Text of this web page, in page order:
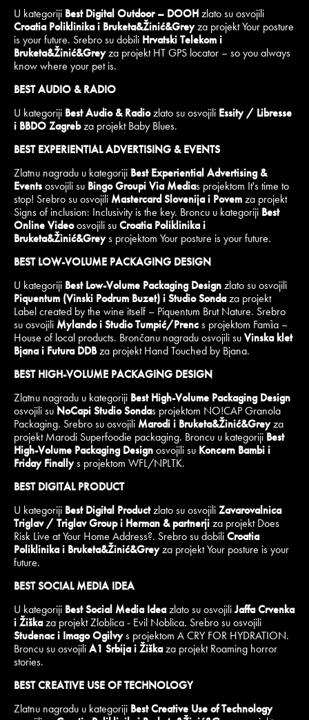
U kategoriji Best Digital Outdoor – DOOHzlato su osvojili
Croatia Poliklinika i Bruketa&Žinić&Greyza projekt Your posture
is your future. Srebro su dobili Hrvatski Telekom i
Bruketa&Žinić&Greyza projekt HT GPS locator – so you always
know where your pet is.
BEST AUDIO & RADIO
U kategoriji Best Audio & Radiozlato su osvojili Essity / Libresse
i BBDO Zagrebza projekt Baby Blues.
BEST EXPERIENTIAL ADVERTISING & EVENTS
Zlatnu nagradu u kategoriji Best Experiential Advertising &
Eventsosvojili su Bingo Groupi Via Medias projektom It's time to
stop! Srebro su osvojili Mastercard Slovenija i Povemza projekt
Signs of inclusion: Inclusivity is the key. Broncu u kategoriji Best
Online Videoosvojili suCroatia Poliklinika i
Bruketa&Žinić&Greys projektom Your posture is your future.
BEST LOW-VOLUME PACKAGING DESIGN
U kategoriji Best Low-Volume Packaging Designzlato su osvojili
Piquentum (Vinski Podrum Buzet) i Studio Sondaza projekt
Label created by the wine itself – Piquentum Brut Nature. Srebro
su osvojili Mylando i Studio Tumpić/Prencs projektom Famìa –
House of local products. Brončanu nagradu osvojili suVinska klet
Bjana i Futura DDBza projekt Hand Touched by Bjana.
BEST HIGH-VOLUME PACKAGING DESIGN
Zlatnu nagradu u kategoriji Best High-Volume Packaging Design
osvojili su NoCapi Studio Sondas projektom NO!CAP Granola
Packaging. Srebro su osvojili Marodi i Bruketa&Žinić&Greyza
projekt Marodi Superfoodie packaging. Broncu u kategoriji Best
High-Volume Packaging Designosvojili su Koncern Bambi i
Friday Finallys projektom WFL/NPLTK.
BEST DIGITAL PRODUCT
U kategoriji Best Digital Productzlato su osvojiliZavarovalnica
Triglav / Triglav Group i Herman & partnerjiza projekt Does
Risk Live at Your Home Address?. Srebro su dobiliCroatia
Poliklinika i Bruketa&Žinić&Greyza projekt Your posture is your
future.
BEST SOCIAL MEDIA IDEA
U kategoriji Best Social Media Ideazlato su osvojiliJaffa Crvenka
i Žiškaza projekt Zloblica - Evil Noblica. Srebro su osvojili
Studenac i Imago Ogilvys projektom A CRY FOR HYDRATION.
Broncu su osvojiliA1 Srbija i Žiškaza projekt Roaming horror
stories.
BEST CREATIVE USE OF TECHNOLOGY
Zlatnu nagradu u kategoriji Best Creative Use of Technology